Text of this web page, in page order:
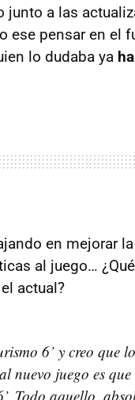
junto a las
ese pensar en el
lo dudaba ya
en mejorar
al juego…
actual?
6’ y creo que
nuevo juego es
Todo aquello,